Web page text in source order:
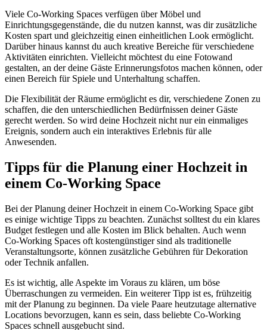
Viele Co-Working Spaces verfügen über Möbel und
Einrichtungsgegenstände, die du nutzen kannst, was dir zusätzliche
Kosten spart und gleichzeitig einen einheitlichen Look ermöglicht.
Darüber hinaus kannst du auch kreative Bereiche für verschiedene
Aktivitäten einrichten. Vielleicht möchtest du eine Fotowand
gestalten, an der deine Gäste Erinnerungsfotos machen können, oder
einen Bereich für Spiele und Unterhaltung schaffen.
Die Flexibilität der Räume ermöglicht es dir, verschiedene Zonen zu
schaffen, die den unterschiedlichen Bedürfnissen deiner Gäste
gerecht werden. So wird deine Hochzeit nicht nur ein einmaliges
Ereignis, sondern auch ein interaktives Erlebnis für alle
Anwesenden.
Tipps für die Planung einer Hochzeit in
einem Co-Working Space
Bei der Planung deiner Hochzeit in einem Co-Working Space gibt
es einige wichtige Tipps zu beachten. Zunächst solltest du ein klares
Budget festlegen und alle Kosten im Blick behalten. Auch wenn
Co-Working Spaces oft kostengünstiger sind als traditionelle
Veranstaltungsorte, können zusätzliche Gebühren für Dekoration
oder Technik anfallen.
Es ist wichtig, alle Aspekte im Voraus zu klären, um böse
Überraschungen zu vermeiden. Ein weiterer Tipp ist es, frühzeitig
mit der Planung zu beginnen. Da viele Paare heutzutage alternative
Locations bevorzugen, kann es sein, dass beliebte Co-Working
Spaces schnell ausgebucht sind.